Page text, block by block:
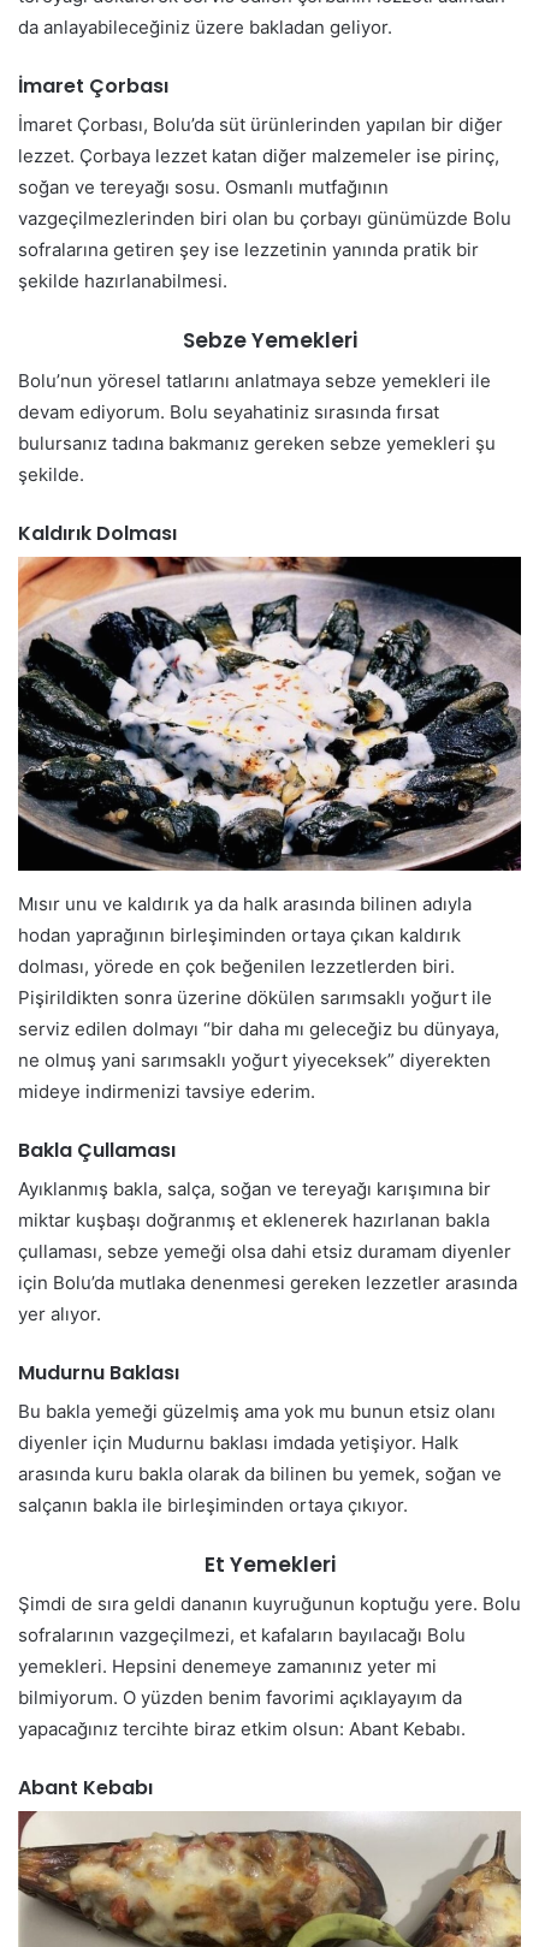
da anlayabileceğiniz üzere bakladan geliyor.
İmaret Çorbası
İmaret Çorbası, Bolu’da süt ürünlerinden yapılan bir diğer
lezzet. Çorbaya lezzet katan diğer malzemeler ise pirinç,
soğan ve tereyağı sosu. Osmanlı mutfağının
vazgeçilmezlerinden biri olan bu çorbayı günümüzde Bolu
sofralarına getiren şey ise lezzetinin yanında pratik bir
şekilde hazırlanabilmesi.
Sebze Yemekleri
Bolu’nun yöresel tatlarını anlatmaya sebze yemekleri ile
devam ediyorum. Bolu seyahatiniz sırasında fırsat
bulursanız tadına bakmanız gereken sebze yemekleri şu
şekilde.
Kaldırık Dolması
Mısır unu ve kaldırık ya da halk arasında bilinen adıyla
hodan yaprağının birleşiminden ortaya çıkan kaldırık
dolması, yörede en çok beğenilen lezzetlerden biri.
Pişirildikten sonra üzerine dökülen sarımsaklı yoğurt ile
serviz edilen dolmayı “bir daha mı geleceğiz bu dünyaya,
ne olmuş yani sarımsaklı yoğurt yiyeceksek” diyerekten
mideye indirmenizi tavsiye ederim.
Bakla Çullaması
Ayıklanmış bakla, salça, soğan ve tereyağı karışımına bir
miktar kuşbaşı doğranmış et eklenerek hazırlanan bakla
çullaması, sebze yemeği olsa dahi etsiz duramam diyenler
için Bolu’da mutlaka denenmesi gereken lezzetler arasında
yer alıyor.
Mudurnu Baklası
Bu bakla yemeği güzelmiş ama yok mu bunun etsiz olanı
diyenler için Mudurnu baklası imdada yetişiyor. Halk
arasında kuru bakla olarak da bilinen bu yemek, soğan ve
salçanın bakla ile birleşiminden ortaya çıkıyor.
Et Yemekleri
Şimdi de sıra geldi dananın kuyruğunun koptuğu yere. Bolu
sofralarının vazgeçilmezi, et kafaların bayılacağı Bolu
yemekleri. Hepsini denemeye zamanınız yeter mi
bilmiyorum. O yüzden benim favorimi açıklayayım da
yapacağınız tercihte biraz etkim olsun: Abant Kebabı.
Abant Kebabı